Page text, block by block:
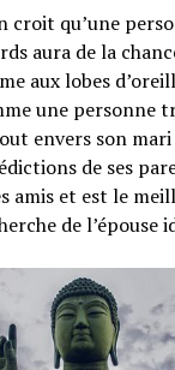
croit qu’une
aura de la
aux lobes
une personne
envers son mari
de ses
amis et est le
de l’épouse